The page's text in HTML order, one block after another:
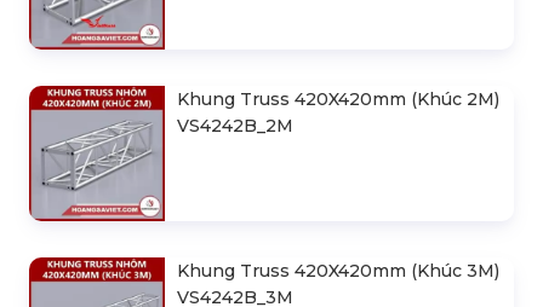
Khung Truss 420X420mm (Khúc 2M)
VS4242B_2M
Khung Truss 420X420mm (Khúc 3M)
VS4242B_3M